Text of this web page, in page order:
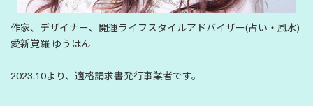
作家、デザイナー、開運ライフスタイルアドバイザー(占い・風水)
愛新覚羅 ゆうはん
2023.10より、適格請求書発行事業者です。